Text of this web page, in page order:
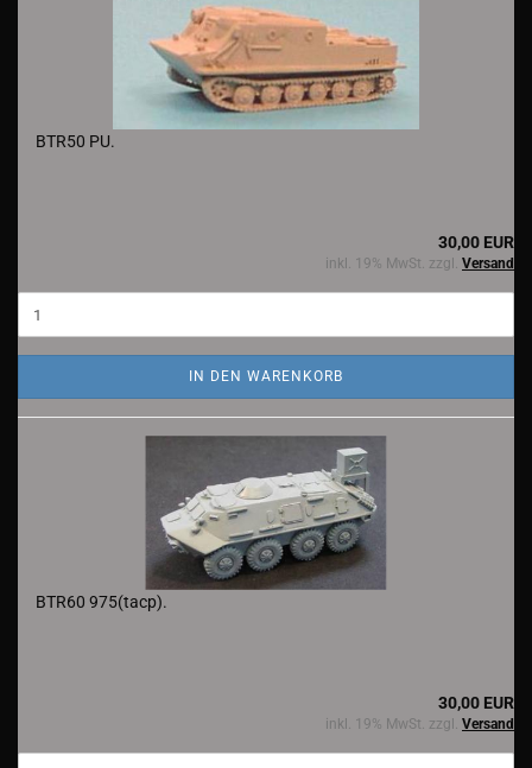
BTR50 PU.
30,00 EUR
inkl. 19% MwSt. zzgl. Versand
IN DEN WARENKORB
BTR60 975(tacp).
30,00 EUR
inkl. 19% MwSt. zzgl. Versand